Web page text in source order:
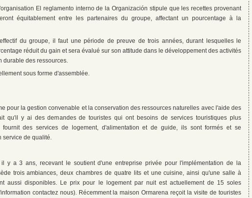
El reglamento interno de la Organización stipule que les recettes provenant
équitablement entre les partenaires du groupe, affectant un pourcentage à la
du groupe, il faut une période de preuve de trois années, durant lesquelles le
réduit du gain et sera évalué sur son attitude dans le développement des activités
durable des ressources.
sous forme d'assemblée.
pour la gestion convenable et la conservation des ressources naturelles avec l'aide des
qu'il y ai des demandes de touristes qui ont besoins de services touristiques plus
fournit des services de logement, d'alimentation et de guide, ils sont formés et se
de qualité.
y a 3 ans, recevant le soutient d'une entreprise privée pour l'implémentation de la
trois ambiances, deux chambres de quatre lits et une cuisine, ainsi qu'une salle à
aussi disponibles. Le prix pour le logement par nuit est actuellement de 15 soles
contactez nous). Récemment la maison Ormarena reçoit la visite de touristes